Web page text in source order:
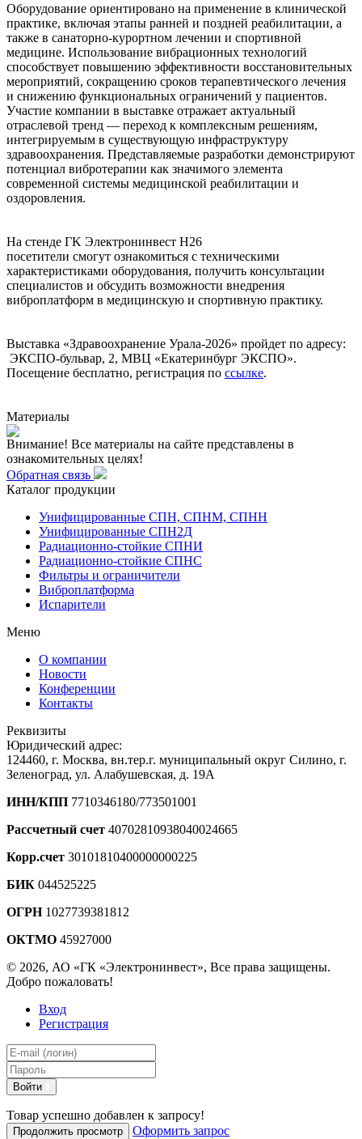
Оборудование ориентировано на применение в клинической
практике, включая этапы ранней и поздней реабилитации, а
также в санаторно-курортном лечении и спортивной
медицине. Использование вибрационных технологий
способствует повышению эффективности восстановительных
мероприятий, сокращению сроков терапевтического лечения
и снижению функциональных ограничений у пациентов.
Участие компании в выставке отражает актуальный
отраслевой тренд — переход к комплексным решениям,
интегрируемым в существующую инфраструктуру
здравоохранения. Представляемые разработки демонстрируют
потенциал вибротерапии как значимого элемента
современной системы медицинской реабилитации и
оздоровления.
На стенде ГK Электронинвест H26
посетители смогут ознакомиться с техническими
характеристиками оборудования, получить консультации
специалистов и обсудить возможности внедрения
виброплатформ в медицинскую и спортивную практику.
Выставка «Здравоохранение Урала-2026» пройдет по адресу:
ЭКСПО-бульвар, 2, МВЦ «Екатеринбург ЭКСПО».
Посещение бесплатно, регистрация по ссылке.
Материалы
Внимание! Все материалы на сайте представлены в
ознакомительных целях!
Обратная связь
Каталог продукции
Унифицированные СПН, СПНМ, СПНН
Унифицированные СПН2Д
Радиационно-стойкие СПНИ
Радиационно-стойкие СПНС
Фильтры и ограничители
Виброплатформа
Испарители
Меню
О компании
Новости
Конференции
Контакты
Реквизиты
Юридический адрес:
124460, г. Москва, вн.тер.г. муниципальный округ Силино, г.
Зеленоград, ул. Алабушевская, д. 19А
ИНН/КПП 7710346180/773501001
Рассчетный счет 40702810938040024665
Корр.счет 30101810400000000225
БИК 044525225
ОГРН1027739381812
ОКТМО 45927000
© 2026, АО «ГК «Электронинвест», Все права защищены.
Добро пожаловать!
Вход
Регистрация
Войти
Товар успешно добавлен к запросу!
Продолжить просмотр Оформить запрос